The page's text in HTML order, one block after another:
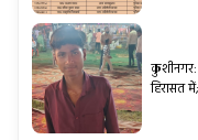
हिरासत